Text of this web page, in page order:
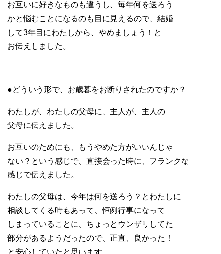
お互いに好きなものも違うし、毎年何を送ろう
かと悩むことになるのも目に見えるので、結婚
して3年目にわたしから、やめましょう！と
お伝えしました。
●どういう形で、お歳暮をお断りされたのですか？
わたしが、わたしの父母に、主人が、主人の
父母に伝えました。
お互いのためにも、もうやめた方がいいんじゃ
ない？という感じで、直接会った時に、フランクな
感じで伝えました。
わたしの父母は、今年は何を送ろう？とわたしに
相談してくる時もあって、恒例行事になって
しまっていることに、ちょっとウンザリしてた
部分があるようだったので、正直、良かった！
と安心していたと思います。